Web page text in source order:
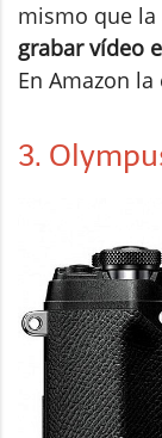
mismo que
grabar vídeo
En Amazon
3.